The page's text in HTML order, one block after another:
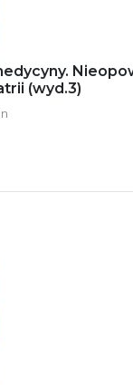
(wyd.3)